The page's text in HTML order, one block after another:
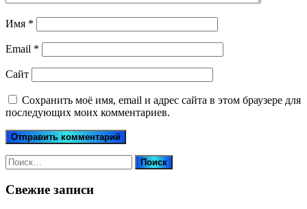
Имя *
Email *
Сайт
Сохранить моё имя, email и адрес сайта в этом браузере для
последующих моих комментариев.
Найти:
Свежие записи